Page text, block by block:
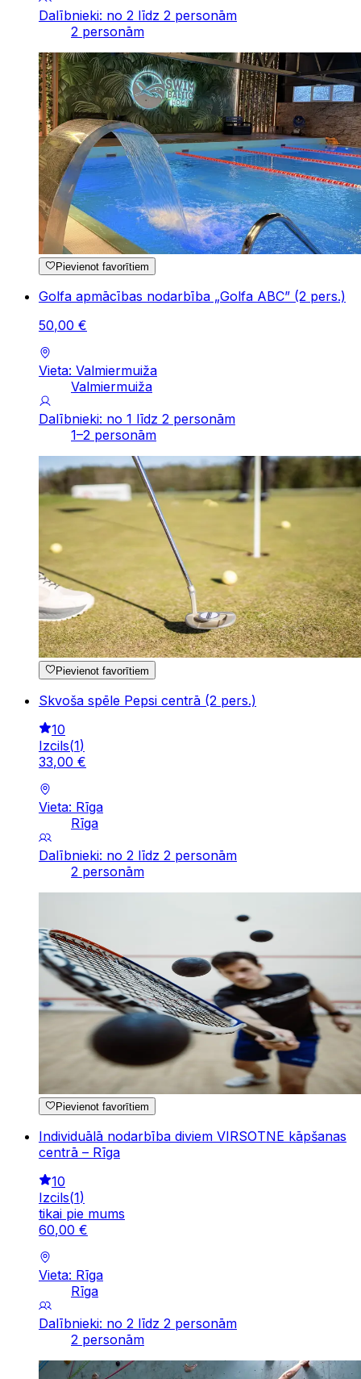
Dalībnieki: no 2 līdz 2 personām
2 personām
Pievienot favorītiem
Golfa apmācības nodarbība „Golfa ABC” (2 pers.)
50,00 €
Vieta: Valmiermuiža
Valmiermuiža
Dalībnieki: no 1 līdz 2 personām
1–2 personām
Pievienot favorītiem
Skvoša spēle Pepsi centrā (2 pers.)
10
Izcils(1)
33,00 €
Vieta: Rīga
Rīga
Dalībnieki: no 2 līdz 2 personām
2 personām
Pievienot favorītiem
Individuālā nodarbība diviem VIRSOTNE kāpšanas
centrā – Rīga
10
Izcils(1)
tikai pie mums
60,00 €
Vieta: Rīga
Rīga
Dalībnieki: no 2 līdz 2 personām
2 personām